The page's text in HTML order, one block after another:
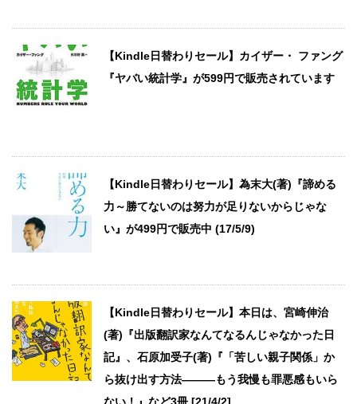
【Kindle日替わりセール】カイザー・ ファング
『ヤバい統計学』が599円で販売されています
【Kindle日替わりセール】為末大(著)『諦める
力～勝てないのは努力が足りないからじゃな
い』が499円で販売中 (17/5/9)
【Kindle日替わりセール】本日は、宮崎伸治
(著)『出版翻訳家なんてなるんじゃなかった日
記』、石原加受子(著)『「苦しい親子関係」か
ら抜け出す方法―――もう我慢も罪悪感もいら